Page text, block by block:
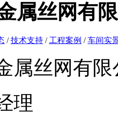
属丝网有
/技术支持 / 工程案例 /车间实
属丝网有限
理